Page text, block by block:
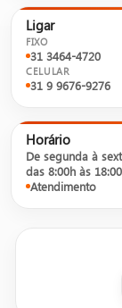
Ligar
FIXO
31 3464-4720
CELULAR
31 9 9676-9276
Horário
De segunda à
das 8:00h às
Atendimento